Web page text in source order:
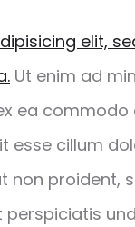
elit,
Ut enim ad
ea commodo
esse cillum
non proident,